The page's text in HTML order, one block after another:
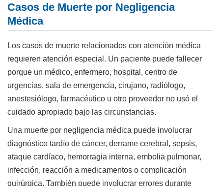
Casos de Muerte por Negligencia
Médica
Los casos de muerte relacionados con atención médica
requieren atención especial. Un paciente puede fallecer
porque un médico, enfermero, hospital, centro de
urgencias, sala de emergencia, cirujano, radiólogo,
anestesiólogo, farmacéutico u otro proveedor no usó el
cuidado apropiado bajo las circunstancias.
Una muerte por negligencia médica puede involucrar
diagnóstico tardío de cáncer, derrame cerebral, sepsis,
ataque cardíaco, hemorragia interna, embolia pulmonar,
infección, reacción a medicamentos o complicación
quirúrgica. También puede involucrar errores durante